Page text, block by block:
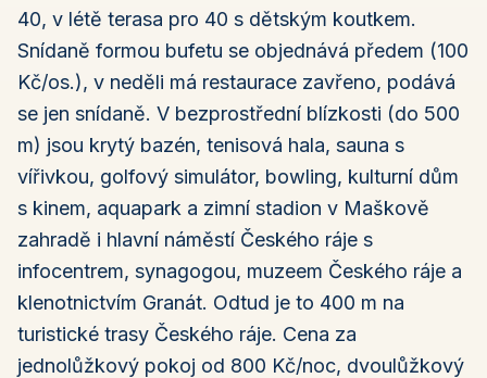
40, v létě terasa pro 40 s dětským koutkem.
Snídaně formou bufetu se objednává předem (100
Kč/os.), v neděli má restaurace zavřeno, podává
se jen snídaně. V bezprostřední blízkosti (do 500
m) jsou krytý bazén, tenisová hala, sauna s
vířivkou, golfový simulátor, bowling, kulturní dům
s kinem, aquapark a zimní stadion v Maškově
zahradě i hlavní náměstí Českého ráje s
infocentrem, synagogou, muzeem Českého ráje a
klenotnictvím Granát. Odtud je to 400 m na
turistické trasy Českého ráje. Cena za
jednolůžkový pokoj od 800 Kč/noc, dvoulůžkový